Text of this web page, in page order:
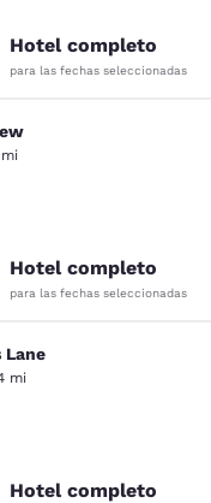
Hotel completo
para las fechas seleccionadas
Bueno. 1398 reseñas
Hotel completo
para las fechas seleccionadas
Lane
mi
Bueno. 1889 reseñas
Hotel completo